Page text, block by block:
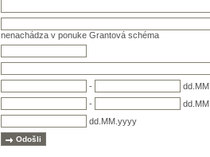
nenachádza v ponuke Grantová schéma
-
-
dd.MM.yyyy